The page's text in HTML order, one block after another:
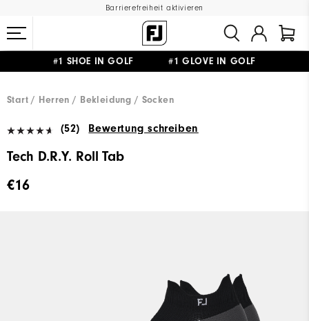
Barrierefreiheit aktivieren
#1 SHOE IN GOLF #1 GLOVE IN GOLF
Start
Herren Bekleidung Socken
(52) Bewertung schreiben
Tech D.R.Y. Roll Tab
€16